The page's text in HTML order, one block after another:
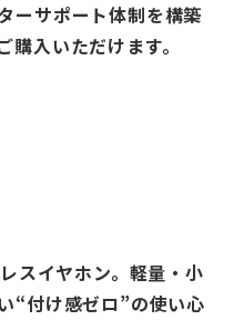
ーサポート体制を構築
入いただけます。
スイヤホン。軽量・小
“付け感ゼロ”の使い心